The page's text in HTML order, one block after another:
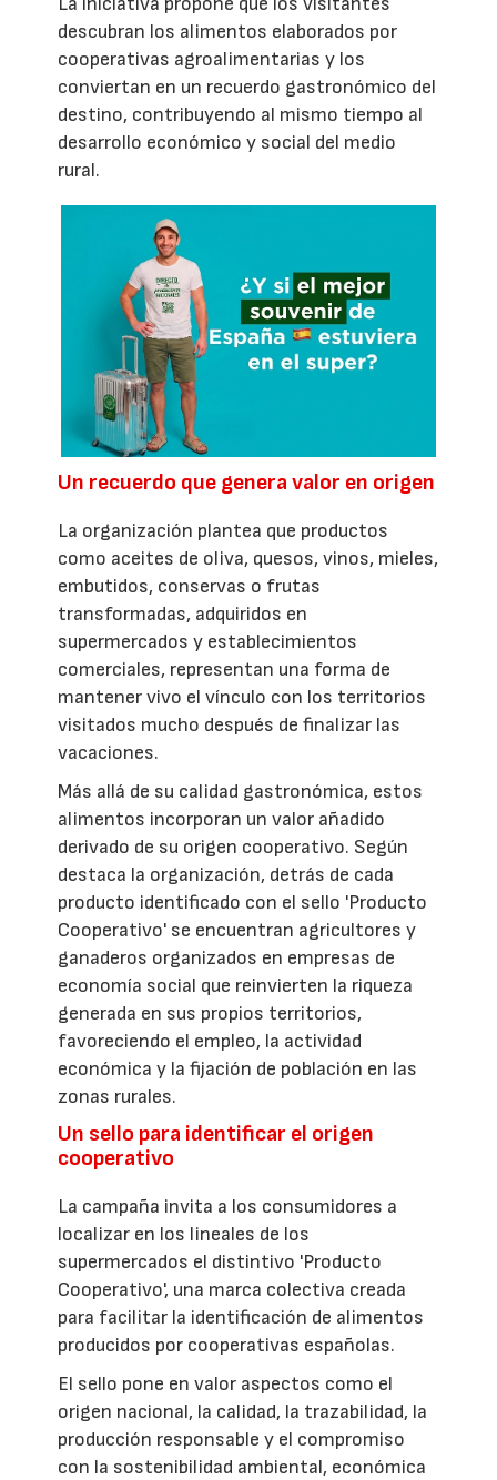
descubran los alimentos elaborados por
cooperativas agroalimentarias y los
conviertan en un recuerdo gastronómico del
destino, contribuyendo al mismo tiempo al
desarrollo económico y social del medio
rural.
Un recuerdo que genera valor en origen
La organización plantea que productos
como aceites de oliva, quesos, vinos, mieles,
embutidos, conservas o frutas
transformadas, adquiridos en
supermercados y establecimientos
comerciales, representan una forma de
mantener vivo el vínculo con los territorios
visitados mucho después de finalizar las
vacaciones.
Más allá de su calidad gastronómica, estos
alimentos incorporan un valor añadido
derivado de su origen cooperativo. Según
destaca la organización, detrás de cada
producto identificado con el sello 'Producto
Cooperativo' se encuentran agricultores y
ganaderos organizados en empresas de
economía social que reinvierten la riqueza
generada en sus propios territorios,
favoreciendo el empleo, la actividad
económica y la fijación de población en las
zonas rurales.
Un sello para identificar el origen
cooperativo
La campaña invita a los consumidores a
localizar en los lineales de los
supermercados el distintivo 'Producto
Cooperativo', una marca colectiva creada
para facilitar la identificación de alimentos
producidos por cooperativas españolas.
El sello pone en valor aspectos como el
origen nacional, la calidad, la trazabilidad, la
producción responsable y el compromiso
con la sostenibilidad ambiental, económica